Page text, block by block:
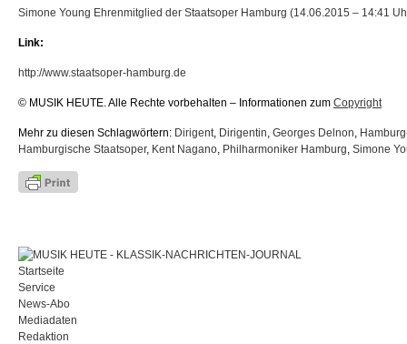
Simone Young Ehrenmitglied der Staatsoper Hamburg (14.06.2015 – 14:41
Link:
http://www.staatsoper-hamburg.de
© MUSIK HEUTE. Alle Rechte vorbehalten – Informationen zum Copyright
Mehr zu diesen Schlagwörtern: Dirigent, Dirigentin, Georges Delnon,
Hamburgische Staatsoper, Kent Nagano, Philharmoniker Hamburg, Simone
Startseite
Service
News-Abo
Mediadaten
Redaktion